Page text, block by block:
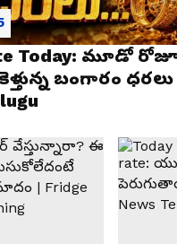
Today: మూడో
బంగారం ధరలు